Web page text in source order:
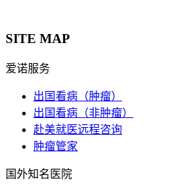
SITE MAP
爱诺服务
出国看病（肿瘤）
出国看病（非肿瘤）
赴美就医远程咨询
肿瘤管家
国外知名医院